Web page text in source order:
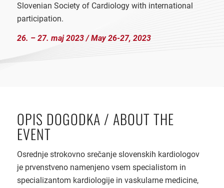
Slovenian Society of Cardiology with international
participation.
26. – 27. maj 2023 / May 26-27, 2023
OPIS DOGODKA / ABOUT THE
EVENT
Osrednje strokovno srečanje slovenskih kardiologov
je prvenstveno namenjeno vsem specialistom in
specializantom kardiologije in vaskularne medicine,